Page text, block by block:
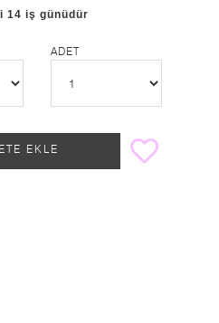
14 iş günüdür
ADET
EKLE